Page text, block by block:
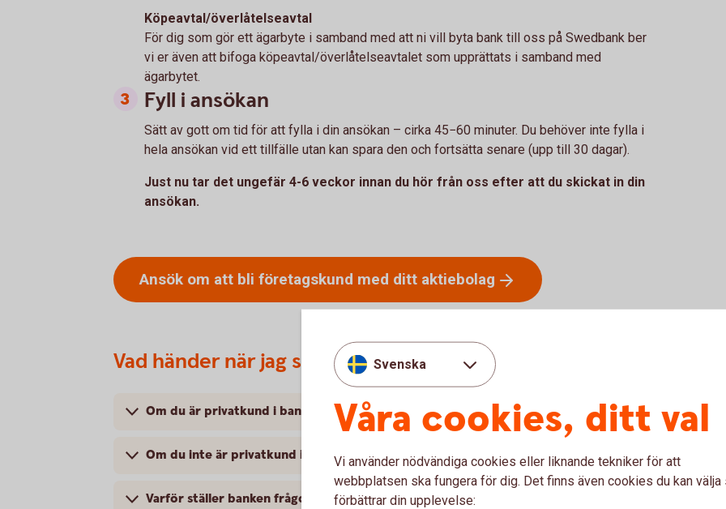
Köpeavtal/överlåtelseavtal
För dig som gör ett ägarbyte i samband med att ni vill byta bank till oss på Swedbank ber
vi er även att bifoga köpeavtal/överlåtelseavtalet som upprättats i samband med
ägarbytet.
Fyll i ansökan
Sätt av gott om tid för att fylla i din ansökan – cirka 45−60 minuter. Du behöver inte fylla i
hela ansökan vid ett tillfälle utan kan spara den och fortsätta senare (upp till 30 dagar).
Just nu tar det ungefär 4-6 veckor innan du hör från oss efter att du skickat in din
ansökan.
Ansök om att bli företagskund med ditt aktiebolag
Vad händer när jag skickat in min ansökan?
Om du är privatkund i banken
Om du inte är privatkund i banken
Varför ställer banken frågor om ditt företag?
Svenska
Våra cookies, ditt val
Vi använder nödvändiga cookies eller liknande tekniker för att
webbplatsen ska fungera för dig. Det finns även cookies du kan välja
förbättrar din upplevelse: